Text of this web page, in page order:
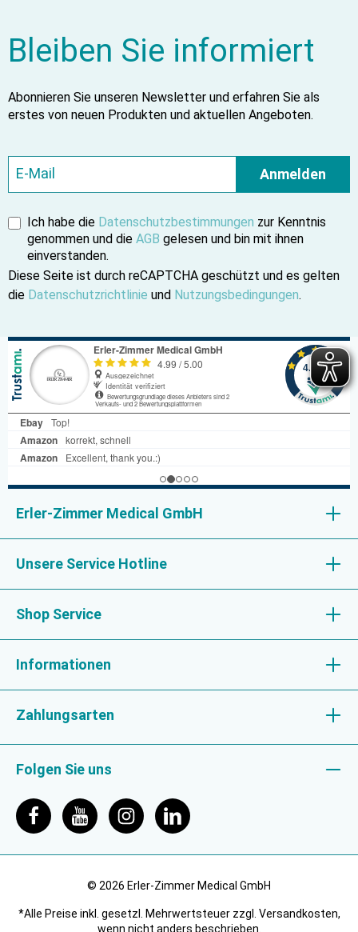
Bleiben Sie informiert
Abonnieren Sie unseren Newsletter und erfahren Sie als
erstes von neuen Produkten und aktuellen Angeboten.
Anmelden
Ich habe die Datenschutzbestimmungen zur Kenntnis
genommen und die AGB gelesen und bin mit ihnen
einverstanden.
Diese Seite ist durch reCAPTCHA geschützt und es gelten
die Datenschutzrichtlinie und Nutzungsbedingungen.
Erler-Zimmer Medical GmbH
Unsere Service Hotline
Shop Service
Informationen
Zahlungsarten
Folgen Sie uns
© 2026 Erler-Zimmer Medical GmbH
*Alle Preise inkl. gesetzl. Mehrwertsteuer zzgl. Versandkosten,
wenn nicht anders beschrieben.